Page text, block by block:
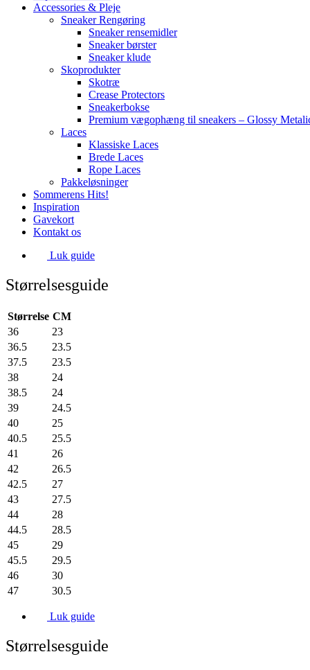
Accessories & Pleje
Sneaker Rengøring
Sneaker rensemidler
Sneaker børster
Sneaker klude
Skoprodukter
Skotræ
Crease Protectors
Sneakerbokse
Premium vægophæng til sneakers – Glossy
Laces
Klassiske Laces
Brede Laces
Rope Laces
Pakkeløsninger
Sommerens Hits!
Inspiration
Gavekort
Kontakt os
Luk guide
Størrelsesguide
Størrelse CM
36
23
36.5
23.5
37.5
23.5
38
24
38.5
24
39
24.5
40
25
40.5
25.5
41
26
42
26.5
42.5
27
43
27.5
44
28
44.5
28.5
45
29
45.5
29.5
46
30
47
30.5
Luk guide
Størrelsesguide